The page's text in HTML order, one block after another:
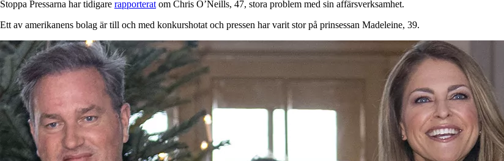
Stoppa Pressarna har tidigare rapporterat om Chris O’Neills, 47, stora problem med sin affärsverksamhet.
Ett av amerikanens bolag är till och med konkurshotat och pressen har varit stor på prinsessan Madeleine, 39.